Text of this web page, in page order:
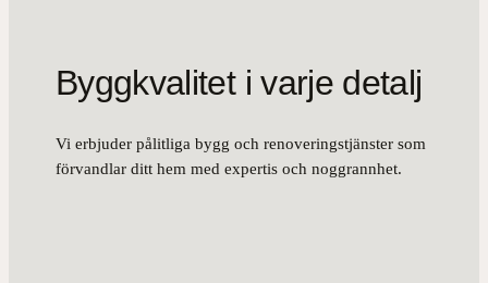
Byggkvalitet i varje detalj
Vi erbjuder pålitliga bygg och renoveringstjänster som
förvandlar ditt hem med expertis och noggrannhet.